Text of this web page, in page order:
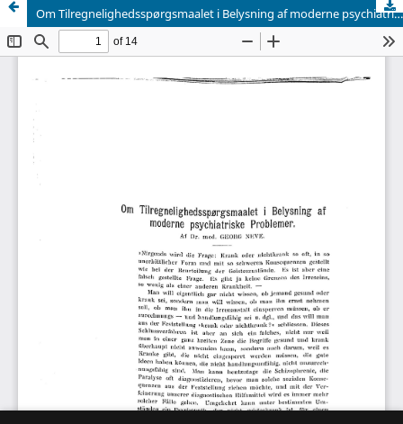
Om Tilregnelighedsspørgsmaalet i Belysning af moderne psychiatriske Problemer.